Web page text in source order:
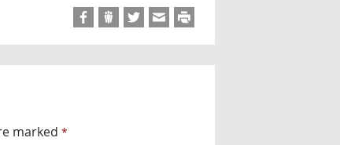
marked *